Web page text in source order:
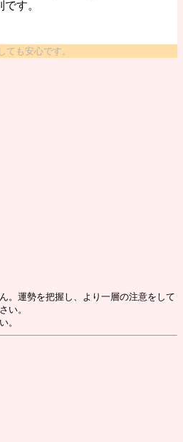
す。
ても安心です。
。運勢を把握し、より一層の注意をして
い。
。